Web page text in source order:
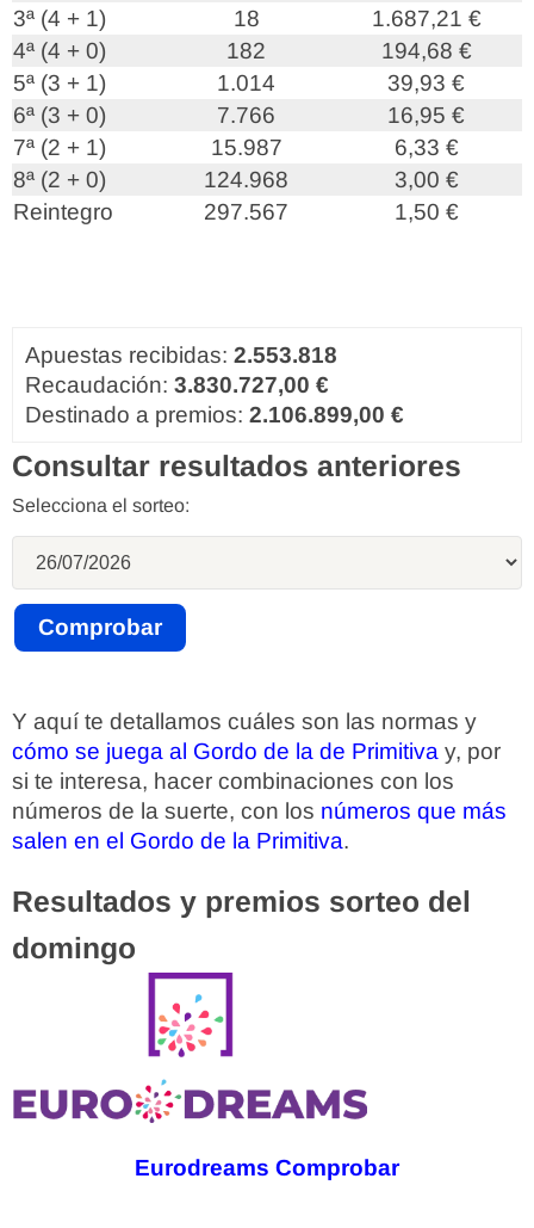
3ª (4 + 1)
18
1.687,21 €
4ª (4 + 0)
182
194,68 €
5ª (3 + 1)
1.014
39,93 €
6ª (3 + 0)
7.766
16,95 €
7ª (2 + 1)
15.987
6,33 €
8ª (2 + 0)
124.968
3,00 €
Reintegro
297.567 1,50 €
Apuestas recibidas: 2.553.818
Recaudación: 3.830.727,00 €
Destinado a premios: 2.106.899,00 €
Consultar resultados anteriores
Selecciona el sorteo:
Y aquí te detallamos cuáles son las normas y
cómo se juega al Gordo de la de Primitiva y, por
si te interesa, hacer combinaciones con los
números de la suerte, con los números que más
salen en el Gordo de la Primitiva.
Resultados y premios sorteo del
domingo
Eurodreams Comprobar